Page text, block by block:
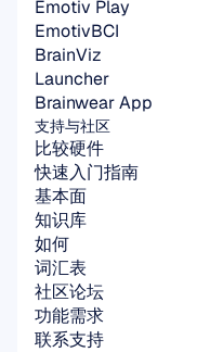
Emotiv Play
EmotivBCI
BrainViz
Launcher
Brainwear App
支持与社区
比较硬件
快速入门指南
基本面
知识库
如何
词汇表
社区论坛
功能需求
联系支持